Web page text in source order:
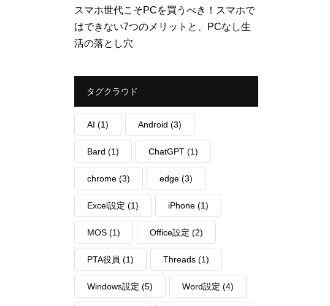
スマホ世代こそPCを買うべき！スマホで
はできない7つのメリットと、PCなし生
活の落とし穴
タグクラウド
AI (1) Android (3)
Bard (1) ChatGPT (1)
chrome (3) edge (3)
Excel設定 (1) iPhone (1)
MOS (1) Office設定 (2)
PTA役員 (1) Threads (1)
Windows設定 (5) Word設定 (4)